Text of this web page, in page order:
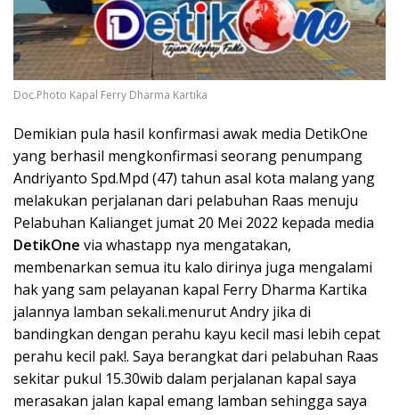
Doc.Photo Kapal Ferry Dharma Kartika
Demikian pula hasil konfirmasi awak media DetikOne
yang berhasil mengkonfirmasi seorang penumpang
Andriyanto Spd.Mpd (47) tahun asal kota malang yang
melakukan perjalanan dari pelabuhan Raas menuju
Pelabuhan Kalianget jumat 20 Mei 2022 kepada media
DetikOne via whastapp nya mengatakan,
membenarkan semua itu kalo dirinya juga mengalami
hak yang sam pelayanan kapal Ferry Dharma Kartika
jalannya lamban sekali.menurut Andry jika di
bandingkan dengan perahu kayu kecil masi lebih cepat
perahu kecil pak!. Saya berangkat dari pelabuhan Raas
sekitar pukul 15.30wib dalam perjalanan kapal saya
merasakan jalan kapal emang lamban sehingga saya